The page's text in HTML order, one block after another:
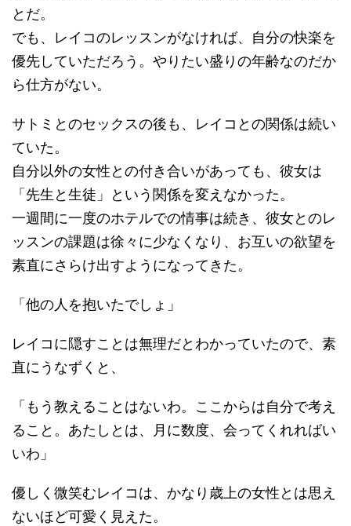
とだ。
でも、レイコのレッスンがなければ、自分の快楽を
優先していただろう。やりたい盛りの年齢なのだか
ら仕方がない。
サトミとのセックスの後も、レイコとの関係は続い
ていた。
自分以外の女性との付き合いがあっても、彼女は
「先生と生徒」という関係を変えなかった。
一週間に一度のホテルでの情事は続き、彼女とのレ
ッスンの課題は徐々に少なくなり、お互いの欲望を
素直にさらけ出すようになってきた。
「他の人を抱いたでしょ」
レイコに隠すことは無理だとわかっていたので、素
直にうなずくと、
「もう教えることはないわ。ここからは自分で考え
ること。あたしとは、月に数度、会ってくれればい
いわ」
優しく微笑むレイコは、かなり歳上の女性とは思え
ないほど可愛く見えた。